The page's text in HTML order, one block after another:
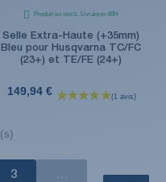
Produit en stock. Livraison 48H
Selle Extra-Haute (+35mm)
Bleu pour Husqvarna TC/FC
(23+) et TE/FE (24+)
149,94 €
3